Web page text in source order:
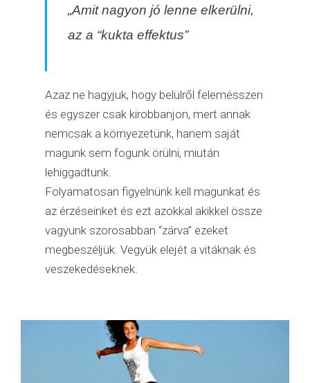
„Amit nagyon jó lenne elkerülni,
az a “kukta effektus”
Azaz ne hagyjuk, hogy belülről felemésszen
és egyszer csak kirobbanjon, mert annak
nemcsak a környezetünk, hanem saját
magunk sem fogunk örülni, miután
lehiggadtunk.
Folyamatosan figyelnünk kell magunkat és
az érzéseinket és ezt azokkal akikkel össze
vagyunk szorosabban “zárva” ezeket
megbeszéljük. Vegyük elejét a vitáknak és
veszekedéseknek.